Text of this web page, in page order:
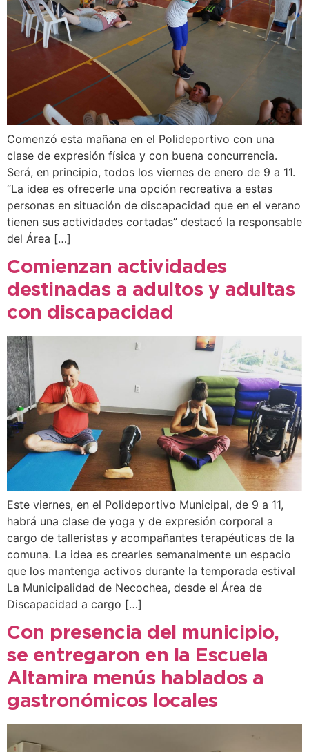
Comenzó esta mañana en el Polideportivo con una
clase de expresión física y con buena concurrencia.
Será, en principio, todos los viernes de enero de 9 a 11.
“La idea es ofrecerle una opción recreativa a estas
personas en situación de discapacidad que en el verano
tienen sus actividades cortadas” destacó la responsable
del Área […]
Comienzan actividades
destinadas a adultos y adultas
con discapacidad
Este viernes, en el Polideportivo Municipal, de 9 a 11,
habrá una clase de yoga y de expresión corporal a
cargo de talleristas y acompañantes terapéuticas de la
comuna. La idea es crearles semanalmente un espacio
que los mantenga activos durante la temporada estival
La Municipalidad de Necochea, desde el Área de
Discapacidad a cargo […]
Con presencia del municipio,
se entregaron en la Escuela
Altamira menús hablados a
gastronómicos locales